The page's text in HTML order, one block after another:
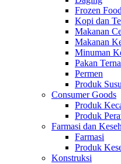
Frozen Food
Kopi dan
Makanan
Makanan
Minuman
Pakan
Permen
Produk Susu
Consumer Goods
Produk
Produk
Farmasi dan
Farmasi
Produk
Konstruksi